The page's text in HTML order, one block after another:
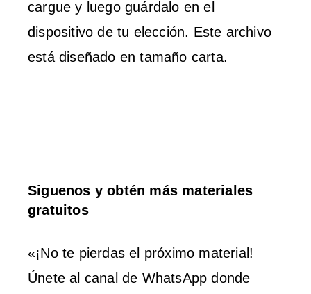
cargue y luego guárdalo en el
dispositivo de tu elección. Este archivo
está diseñado en tamaño carta.
Siguenos y obtén más materiales
gratuitos
«¡No te pierdas el próximo material!
Únete al canal de WhatsApp donde